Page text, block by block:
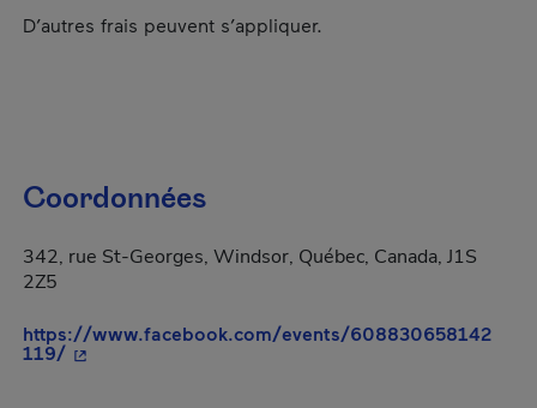
D’autres frais peuvent s’appliquer.
Coordonnées
342, rue St-Georges, Windsor, Québec, Canada, J1S
2Z5
https://www.facebook.com/events/608830658142
119/- Cet hyperlien s'ouvrira dans une nouvelle fenêtre.